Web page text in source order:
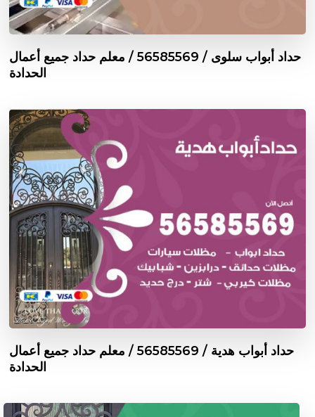
حداد أبواب سلوى / 56585569 / معلم حداد جميع أعمال
الحدادة
حداد أبواب هدية / 56585569 / معلم حداد جميع أعمال
الحدادة